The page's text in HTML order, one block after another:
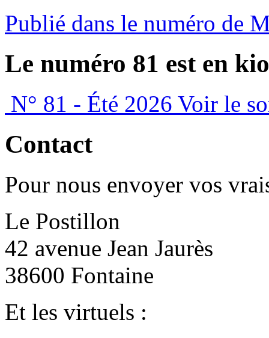
Publié dans le numéro de
Le numéro 81 est en
N° 81 - Été 2026 Voir le
Contact
Pour nous envoyer vos
Le Postillon
42 avenue Jean Jaurès
38600 Fontaine
Et les virtuels :